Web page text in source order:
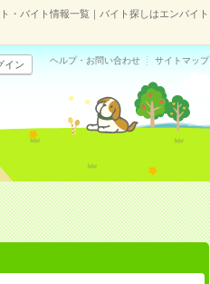
・バイト情報一覧｜バイト探しはエンバイト
イン ヘルプ・お問い合わせ サイトマップ